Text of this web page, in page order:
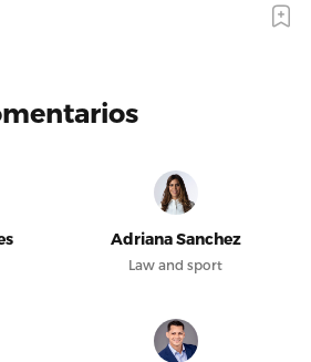
Adriana Sanchez
Law and sport